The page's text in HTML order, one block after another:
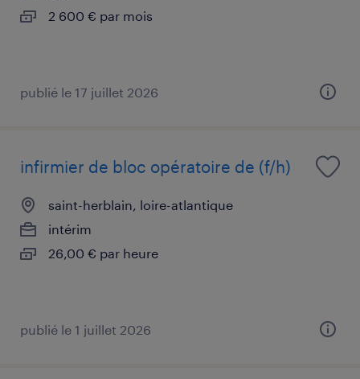
2 600 € par mois
publié le 17 juillet 2026
infirmier de bloc opératoire de (f/h)
saint-herblain, loire-atlantique
intérim
26,00 € par heure
publié le 1 juillet 2026